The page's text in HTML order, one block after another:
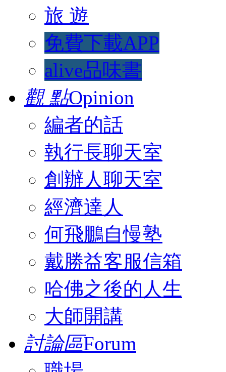
旅 遊
免費下載APP
alive品味書
觀 點Opinion
編者的話
執行長聊天室
創辦人聊天室
經濟達人
何飛鵬自慢塾
戴勝益客服信箱
哈佛之後的人生
大師開講
討論區Forum